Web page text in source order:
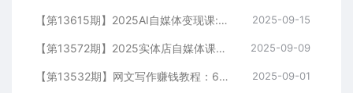
【第13615期】2025AI自媒体变现课:文案生成/视频制作/数字人/涨粉/选品/橱窗+商单月入3w 2025-09-15
【第13572期】2025实体店自媒体课：团购运营+流量变现全流程，实现月均订单过万 2025-09-09
【第13532期】网文写作赚钱教程：6大模块+17本火书+98个真实例子 从入门到精通实战方法 2025-09-01